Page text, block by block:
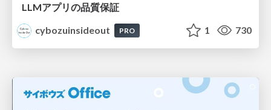
LLMアプリの品質保証
cybozuinsideout
PRO 1 730